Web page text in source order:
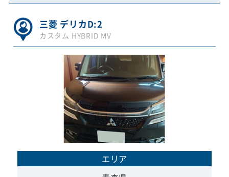
三菱 デリカD:2
カスタム HYBRID MV
エリア